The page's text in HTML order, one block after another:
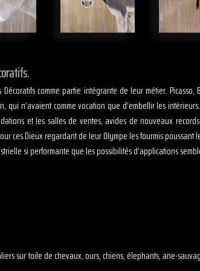
comme partie intégrante de leur métier.
qui n’avaient comme vocation que d’embellir les
et les salles de ventes, avides de nouveaux
ces Dieux regardant de leur Olympe les fourmis poussant
si performante que les possibilités d’applications
sur toile de chevaux, ours, chiens, élephants, ane-